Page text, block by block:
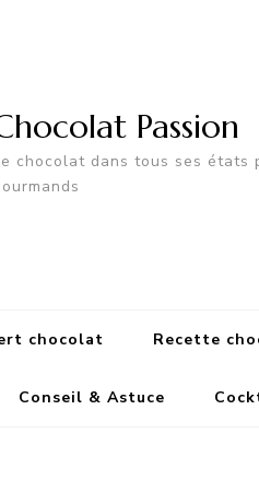
Passion
chocolat dans tous ses états
chocolat Recette
Conseil & Astuce